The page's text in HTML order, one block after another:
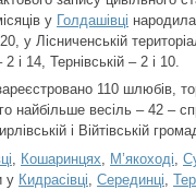
у Голдашівці
20, у Лісниченській
і 14, Тернівській – 2 і 10.
110 шлюбів,
найбільше весіль – 42 –
і Війтівській
Кошаринцях М’якоході
у Кидрасівці Серединці